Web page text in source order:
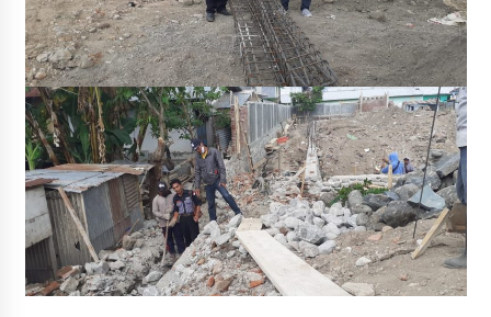
Santong
4 minggu ago
Dosen UTS Siap Kembangkan Inovasi Lewat
Pelatihan PDPP 2026 Bali
4 minggu ago
Terapkan “Polantas Menyapa”, Satlantas Polres
Sumbawa Berupaya Wujudkan Pelayanan
Kepolisian yang Profesional
4 minggu ago
Capaian Program Pemerintah Kabupaten